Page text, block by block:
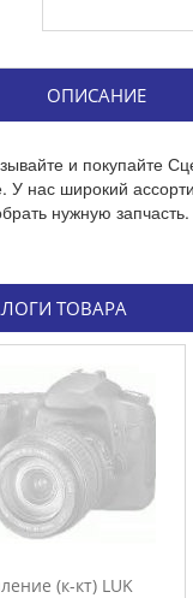
ОПИСАНИЕ
и покупайте
У нас широкий
нужную запчасть.
ТОВАРА
(к-кт) LUK